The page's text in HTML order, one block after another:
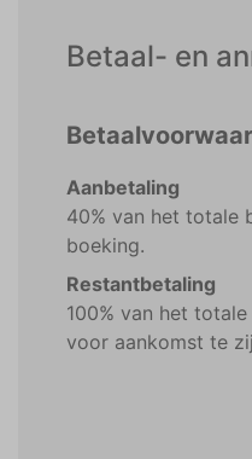
Betaal- en
Aanbetaling
40% van het totale
boeking.
Restantbetaling
100% van het
voor aankomst te